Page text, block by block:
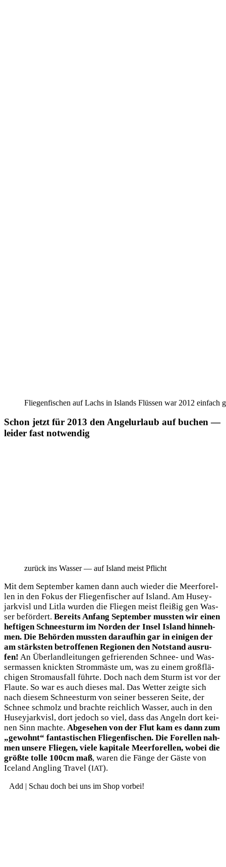
Flie­gen­fi­schen auf Lachs in Islands Flüs­sen war 2012 ein­fach
Schon jetzt für 2013 den Angelurlaub auf buchen —
leider fast notwendig
zurück ins Was­ser — auf Island meist Pflicht
Mit dem Sep­tem­ber kamen dann auch wie­der die Meer­fo­rel­
len in den Fokus der Flie­gen­fi­scher auf Island. Am Husey­
jark­visl und Lit­la wur­den die Flie­gen meist flei­ßig gen Was­
ser beför­dert. Bereits Anfang Sep­tem­ber muss­ten wir einen
hef­ti­gen Schnee­sturm im Nor­den der Insel Island hin­neh­
men. Die Behör­den muss­ten dar­auf­hin gar in eini­gen der
am stärks­ten betrof­fe­nen Regio­nen den Not­stand aus­ru­
fen! An Über­land­lei­tun­gen gefrie­ren­den Schnee- und Was­
ser­mas­sen knick­ten Strom­mäs­te um, was zu einem groß­flä­
chi­gen Strom­aus­fall führ­te. Doch nach dem Sturm ist vor der
Flau­te. So war es auch die­ses mal. Das Wet­ter zeig­te sich
nach die­sem Schnee­sturm von sei­ner bes­se­ren Sei­te, der
Schnee schmolz und brach­te reich­lich Was­ser, auch in den
Husey­jark­visl, dort jedoch so viel, dass das Angeln dort kei­
nen Sinn mach­te. Abge­se­hen von der Flut kam es dann zum
„gewohnt“ fan­tas­ti­schen Flie­gen­fi­schen. Die Forel­len nah­
men unse­re Flie­gen, vie­le kapi­ta­le Meer­fo­rel­len, wobei die
größ­te tol­le 100cm maß, waren die Fän­ge der Gäs­te von
Ice­land Angling Tra­vel (IAT).
Add | Schau doch bei uns im Shop vorbei!